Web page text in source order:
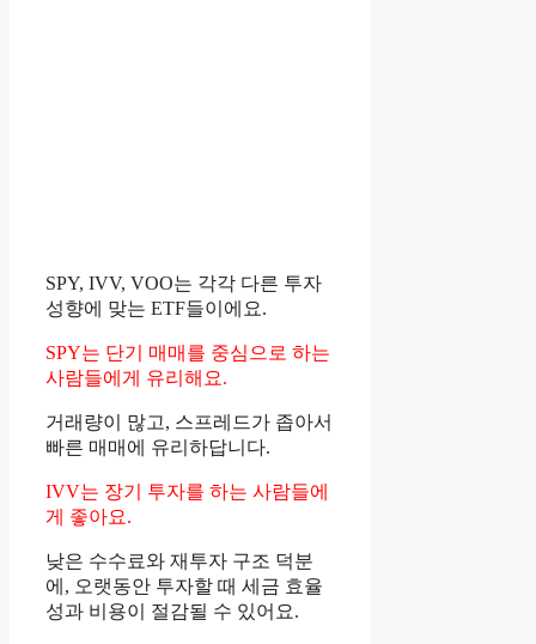
SPY, IVV, VOO는 각각 다른 투자
성향에 맞는 ETF들이에요.
SPY는 단기 매매를 중심으로 하는
사람들에게 유리해요.
거래량이 많고, 스프레드가 좁아서
빠른 매매에 유리하답니다.
IVV는 장기 투자를 하는 사람들에
게 좋아요.
낮은 수수료와 재투자 구조 덕분
에, 오랫동안 투자할 때 세금 효율
성과 비용이 절감될 수 있어요.